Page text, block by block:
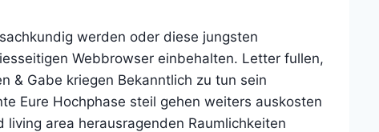
werden oder diese jungsten
Webbrowser einbehalten. Letter fullen,
& Gabe kriegen Bekanntlich zu tun sein
Eure Hochphase steil gehen weiters auskosten
area herausragenden Raumlichkeiten